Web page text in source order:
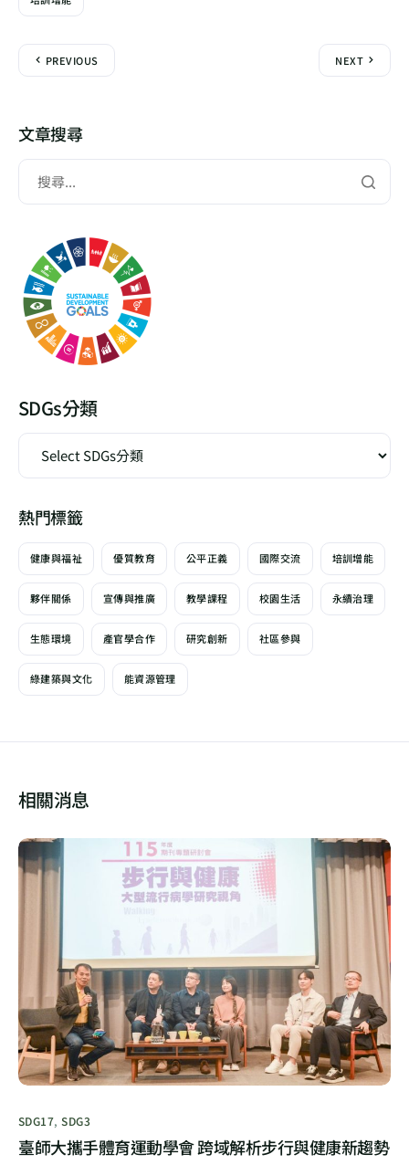
PREVIOUS NEXT
文章搜尋
SDGs分類
熱門標籤
健康與福祉 優質教育 公平正義 國際交流 培訓增能
夥伴關係 宣傳與推廣 教學課程 校園生活 永續治理
生態環境 產官學合作 研究創新 社區參與
綠建築與文化 能資源管理
相關消息
SDG17,SDG3
臺師大攜手體育運動學會 跨域解析步行與健康新趨勢